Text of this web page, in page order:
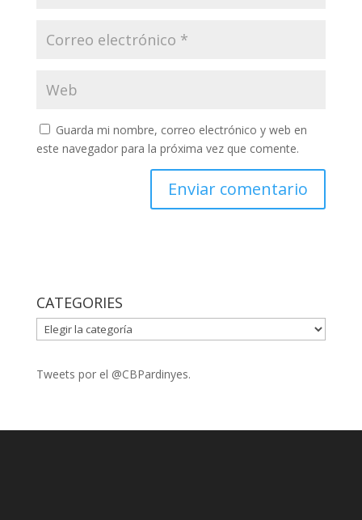
Guarda mi nombre, correo electrónico y web en
este navegador para la próxima vez que comente.
CATEGORIES
CATEGORIES
Tweets por el @CBPardinyes.